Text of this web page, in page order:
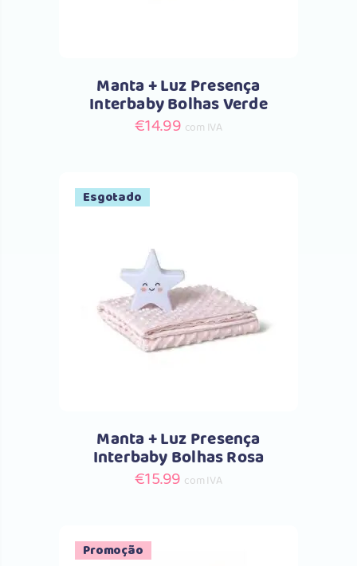
Manta + Luz Presença
Interbaby Bolhas Verde
€14.99 com IVA
Esgotado
Comprar
Manta + Luz Presença
Interbaby Bolhas Rosa
€15.99 com IVA
Promoção